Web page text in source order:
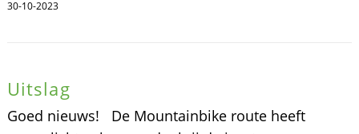
30-10-2023
Uitslag
Goed nieuws! De Mountainbike route heeft